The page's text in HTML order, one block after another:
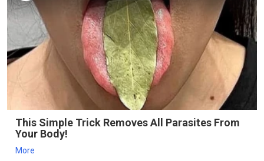
This Simple Trick Removes All Parasites From
Your Body!
More